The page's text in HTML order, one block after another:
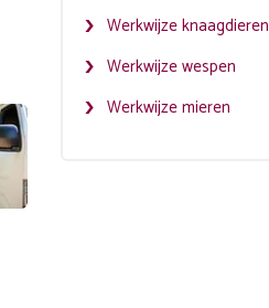
Werkwijze knaagdieren
Werkwijze wespen
Werkwijze mieren